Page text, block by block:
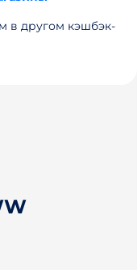
в другом кэшбэк-